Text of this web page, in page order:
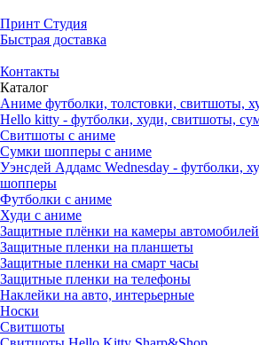
Принт Студия
Быстрая доставка
Контакты
Каталог
Аниме футболки, толстовки, свитшоты,
Hello kitty - футболки, худи, свитшоты,
Свитшоты с аниме
Сумки шопперы с аниме
Уэнсдей Аддамс Wednesday - футболки,
шопперы
Футболки с аниме
Худи с аниме
Защитные плёнки на камеры автомобилей
Защитные пленки на планшеты
Защитные пленки на смарт часы
Защитные пленки на телефоны
Наклейки на авто, интерьерные
Носки
Свитшоты